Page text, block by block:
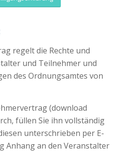
regelt die Rechte und
und Teilnehmer und
des Ordnungsamtes von
(download
füllen Sie ihn vollständig
unterschrieben per E-
Anhang an den Veranstalter